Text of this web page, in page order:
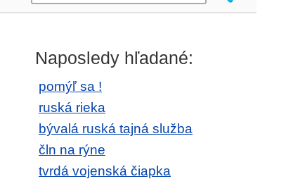
Naposledy hľadané:
pomýľ sa !
ruská rieka
bývalá ruská tajná služba
čln na rýne
tvrdá vojenská čiapka